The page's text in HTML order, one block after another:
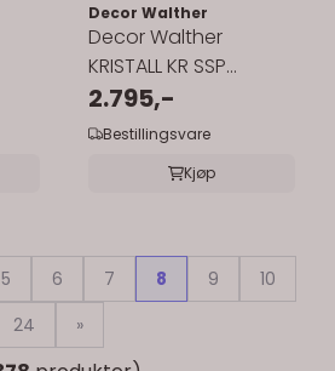
Decor Walther
Decor Walther
KRISTALL KR SSP
såpedispenser - matt
sort pumpe
2.795,-
Bestillingsvare
Kjøp
5 6 7 8 9
10
24 »